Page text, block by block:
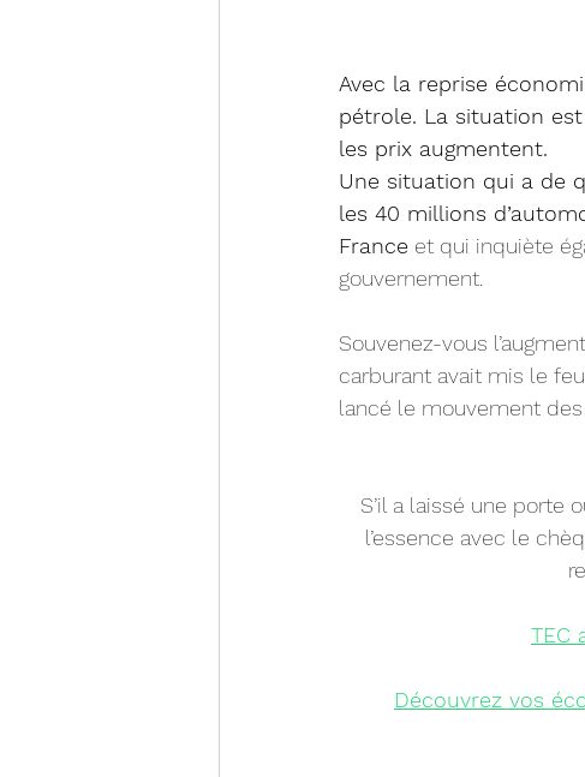
Avec la reprise
pétrole. La situation
les prix augmentent.
Une situation qui a de
les 40 millions
France et qui inquiète
gouvernement.
Souvenez-vous
carburant avait mis le
lancé le mouvement des
S’il a laissé une porte
l’essence avec le
TEC
Découvrez vos